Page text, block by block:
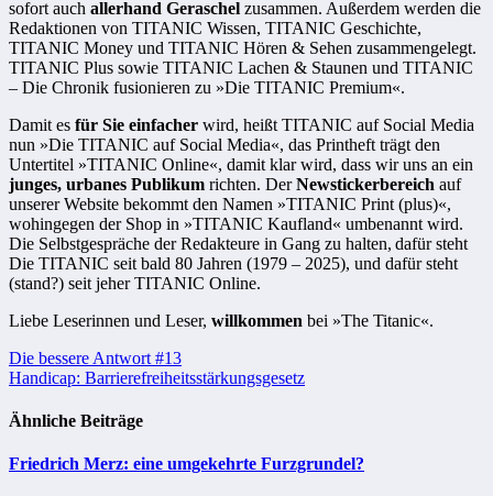
sofort auch allerhand Geraschel zusammen. Außerdem werden die
Redaktionen von TITANIC Wissen, TITANIC Geschichte,
TITANIC Money und TITANIC Hören & Sehen zusammengelegt.
TITANIC Plus sowie TITANIC Lachen & Staunen und TITANIC
– Die Chronik fusionieren zu »Die TITANIC Premium«.
Damit es für Sie einfacher wird, heißt TITANIC auf Social Media
nun »Die TITANIC auf Social Media«, das Printheft trägt den
Untertitel »TITANIC Online«, damit klar wird, dass wir uns an ein
junges, urbanes Publikum richten. DerNewstickerbereich auf
unserer Website bekommt den Namen »TITANIC Print (plus)«,
wohingegen der Shop in »TITANIC Kaufland« umbenannt wird.
Die Selbstgespräche der Redakteure in Gang zu halten, dafür steht
Die TITANIC seit bald 80 Jahren (1979 – 2025), und dafür steht
(stand?) seit jeher TITANIC Online.
Liebe Leserinnen und Leser, willkommen bei »The Titanic«.
Beitragsnavigation
Die bessere Antwort #13
Handicap: Barrierefreiheitsstärkungsgesetz
Ähnliche Beiträge
Friedrich Merz: eine umgekehrte Furzgrundel?